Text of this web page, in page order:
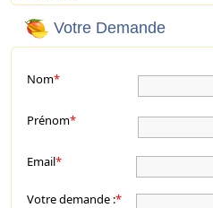
Votre Demande
Nom*
Prénom*
Email*
Votre demande :*